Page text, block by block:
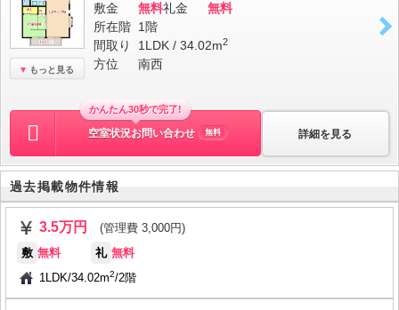
もっと見る
敷金 無料礼金
無料
所在階 1階
間取り
1LDK / 34.02m2
方位 南西
詳細を見る
かんたん30秒で完了!
空室状況お問い合わせ 無料
過去掲載物件情報
3.5万円
(管理費 3,000円)
敷 無料 礼 無料
1LDK/34.02m2/2階